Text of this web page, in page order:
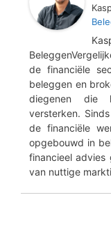
de financiële
beleggen en
diegenen die
versterken.
de financiële
opgebouwd in
financieel advies
van nuttige